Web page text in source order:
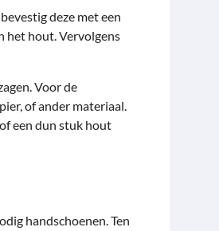
deze met een
het hout. Vervolgens
Voor de
of ander materiaal.
een dun stuk hout
handschoenen. Ten